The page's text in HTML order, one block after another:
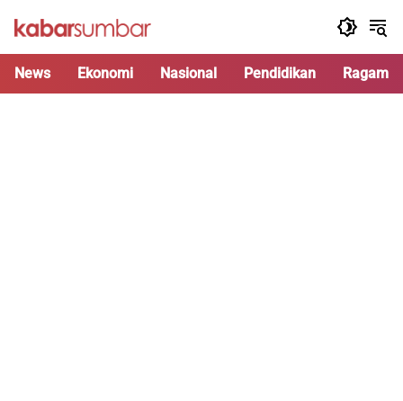
News Ekonomi Nasional Pendidikan Ragam